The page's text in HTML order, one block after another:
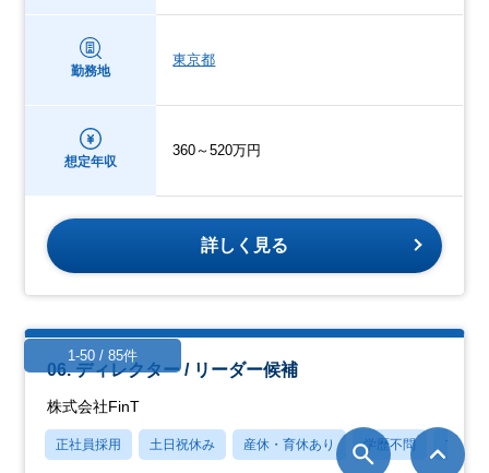
勤務地
東京都
想定年収
360～520万円
詳しく見る
06. ディレクター / リーダー候補
株式会社FinT
正社員採用 土日祝休み 産休・育休あり 学歴不問 フレッ
1-50 / 85件